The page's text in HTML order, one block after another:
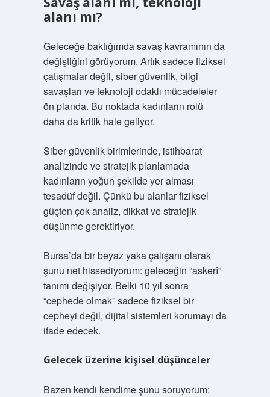
alanı mı?
Geleceğe baktığımda savaş kavramının da
değiştiğini görüyorum. Artık sadece fiziksel
çatışmalar değil, siber güvenlik, bilgi
savaşları ve teknoloji odaklı mücadeleler
ön planda. Bu noktada kadınların rolü
daha da kritik hale geliyor.
Siber güvenlik birimlerinde, istihbarat
analizinde ve stratejik planlamada
kadınların yoğun şekilde yer alması
tesadüf değil. Çünkü bu alanlar fiziksel
güçten çok analiz, dikkat ve stratejik
düşünme gerektiriyor.
Bursa’da bir beyaz yaka çalışanı olarak
şunu net hissediyorum: geleceğin “askerî”
tanımı değişiyor. Belki 10 yıl sonra
“cephede olmak” sadece fiziksel bir
cepheyi değil, dijital sistemleri korumayı da
ifade edecek.
Gelecek üzerine kişisel düşünceler
Bazen kendi kendime şunu soruyorum: